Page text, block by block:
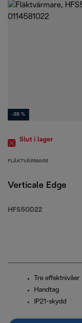
-28 %
Slut i lager
FLÄKTVÄRMARE
Verticale Edge
HFS50D22
Tre effektnivåer
Handtag
IP21-skydd